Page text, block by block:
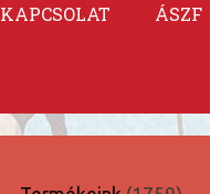
KAPCSOLAT ÁSZF